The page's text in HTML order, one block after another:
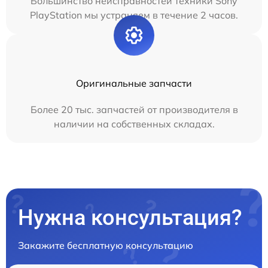
PlayStation мы устраняем в течение 2 часов.
Оригинальные запчасти
Более 20 тыс. запчастей от производителя в
наличии на собственных складах.
Нужна консультация?
Закажите бесплатную консультацию